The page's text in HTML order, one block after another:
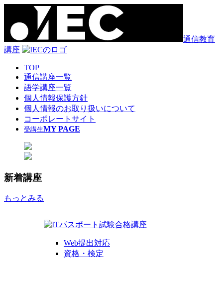
通信教育
講座
TOP
通信講座一覧
語学講座一覧
個人情報保護方針
個人情報のお取り扱いについて
コーポレートサイト
受講生MY PAGE
新着講座
もっとみる
Web提出対応
資格・検定